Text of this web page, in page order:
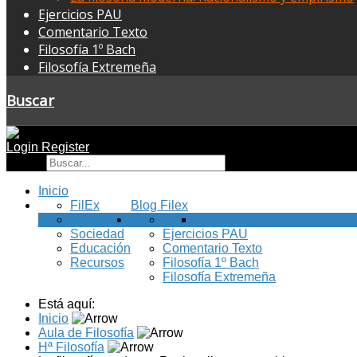
Ejercicios PAU
Comentario Texto
Filosofía 1º Bach
Filosofía Extremeña
Buscar
Login Register
Inicio
Blog Filex
FilEx
Filosofía
Sociedad
Educación
Recursos
Ejercicios PAU
Comentario Texto
Filosofía 1º Bach
Filosofía Extremeña
Está aquí:
Inicio
Aula de Filosofía
Hª Filosofía